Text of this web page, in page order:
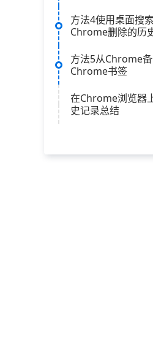
方法4使用桌面搜
Chrome删除的历
方法5从Chrome
Chrome书签
在Chrome浏览器
史记录总结